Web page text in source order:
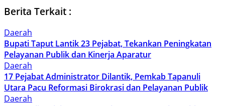
Berita Terkait :
Daerah
Bupati Taput Lantik 23 Pejabat, Tekankan Peningkatan
Pelayanan Publik dan Kinerja Aparatur
Daerah
17 Pejabat Administrator Dilantik, Pemkab Tapanuli
Utara Pacu Reformasi Birokrasi dan Pelayanan Publik
Daerah